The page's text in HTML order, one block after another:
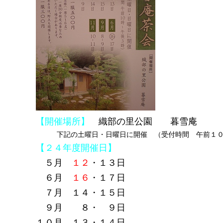
【開催場所】 織部の里公園 暮雪庵
下記の土曜日・日曜日に開催 （受付時間 午前１０
【２４年度開催日】
５月
１２ ・１３日
６月
１６ ・１７日
７月 １４・１５日
９月 ８・ ９日